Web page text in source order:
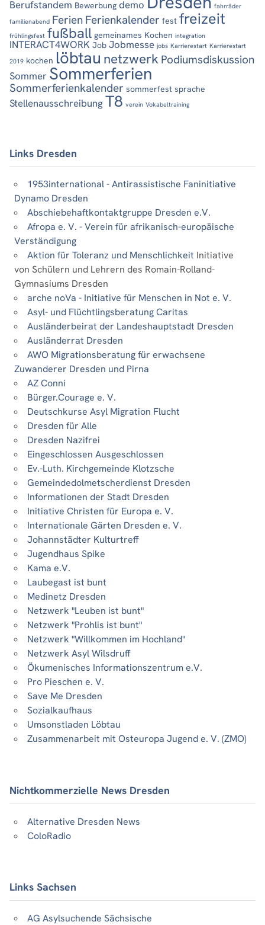
Berufstandem Bewerbung demo
fahrräder
familienabend Ferien Ferienkalender fest freizeit
frühlingsfest fußball gemeinames Kochen integration
INTERACT4WORK Job Jobmesse jobs Karrierestart Karrierestart
2019 kochen löbtau netzwerk Podiumsdiskussion
Sommer Sommerferien
Sommerferienkalender sommerfest sprache
Stellenausschreibung T8 verein Vokabeltraining
Links Dresden
1953international - Antirassistische Faninitiative
Dynamo Dresden
Abschiebehaftkontaktgruppe Dresden e.V.
Afropa e. V. - Verein für afrikanisch-europäische
Verständigung
Aktion für Toleranz und Menschlichkeit Initiative
von Schülern und Lehrern des Romain-Rolland-
Gymnasiums Dresden
arche noVa - Initiative für Menschen in Not e. V.
Asyl- und Flüchtlingsberatung Caritas
Ausländerbeirat der Landeshauptstadt Dresden
Ausländerrat Dresden
AWO Migrationsberatung für erwachsene
Zuwanderer Dresden und Pirna
AZ Conni
Bürger.Courage e. V.
Deutschkurse Asyl Migration Flucht
Dresden für Alle
Dresden Nazifrei
Eingeschlossen Ausgeschlossen
Ev.-Luth. Kirchgemeinde Klotzsche
Gemeindedolmetscherdienst Dresden
Informationen der Stadt Dresden
Initiative Christen für Europa e. V.
Internationale Gärten Dresden e. V.
Johannstädter Kulturtreff
Jugendhaus Spike
Kama e.V.
Laubegast ist bunt
Medinetz Dresden
Netzwerk "Leuben ist bunt"
Netzwerk "Prohlis ist bunt"
Netzwerk "Willkommen im Hochland"
Netzwerk Asyl Wilsdruff
Ökumenisches Informationszentrum e.V.
Pro Pieschen e. V.
Save Me Dresden
Sozialkaufhaus
Umsonstladen Löbtau
Zusammenarbeit mit Osteuropa Jugend e. V. (ZMO)
Nichtkommerzielle News Dresden
Alternative Dresden News
ColoRadio
Links Sachsen
AG Asylsuchende Sächsische